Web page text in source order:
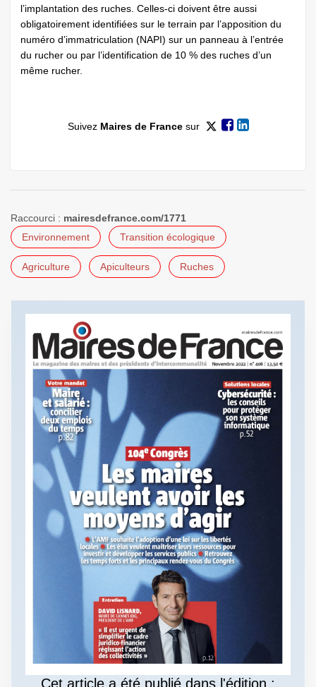
l’implantation des ruches. Celles-ci doivent être aussi
obligatoirement identifiées sur le terrain par l’apposition du
numéro d’immatriculation (NAPI) sur un panneau à l’entrée
du rucher ou par l’identification de 10 % des ruches d’un
même rucher.
Suivez Maires de Francesur
Raccourci : mairesdefrance.com/1771
Environnement
Transition écologique
Agriculture Apiculteurs Ruches
Cet article a été publié dans l'édition :